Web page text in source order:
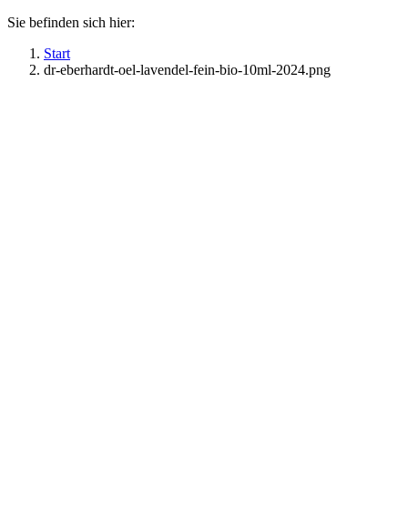
Sie befinden sich hier:
Start
dr-eberhardt-oel-lavendel-fein-bio-10ml-2024.png